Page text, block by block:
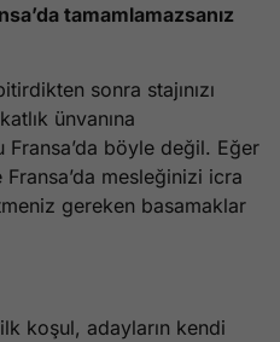
tamamlamazsanız
sonra stajınızı
ünvanına
böyle değil. Eğer
mesleğinizi icra
gereken basamaklar
koşul, adayların kendi